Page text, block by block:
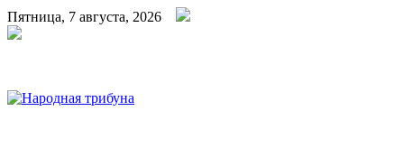
Пятница, 7 августа, 2026